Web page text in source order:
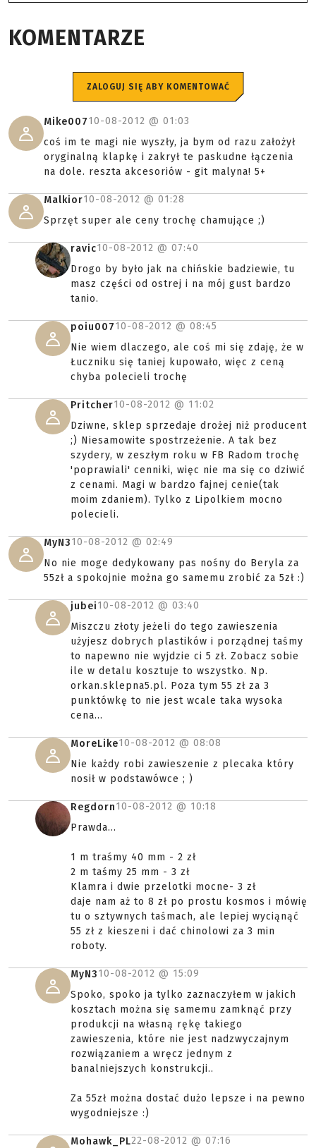
KOMENTARZE
ZALOGUJ SIĘ ABY KOMENTOWAĆ
Mike00710-08-2012 @ 01:03
coś im te magi nie wyszły, ja bym od razu założył
oryginalną klapkę i zakrył te paskudne łączenia
na dole. reszta akcesoriów - git malyna! 5+
Malkior10-08-2012 @ 01:28
Sprzęt super ale ceny trochę chamujące ;)
ravic10-08-2012 @ 07:40
Drogo by było jak na chińskie badziewie, tu
masz części od ostrej i na mój gust bardzo
tanio.
poiu00710-08-2012 @ 08:45
Nie wiem dlaczego, ale coś mi się zdaję, że w
Łuczniku się taniej kupowało, więc z ceną
chyba polecieli trochę
Pritcher10-08-2012 @ 11:02
Dziwne, sklep sprzedaje drożej niż producent
;) Niesamowite spostrzeżenie. A tak bez
szydery, w zeszłym roku w FB Radom trochę
'poprawiali' cenniki, więc nie ma się co dziwić
z cenami. Magi w bardzo fajnej cenie(tak
moim zdaniem). Tylko z Lipolkiem mocno
polecieli.
MyN310-08-2012 @ 02:49
No nie moge dedykowany pas nośny do Beryla za
55zł a spokojnie można go samemu zrobić za 5zł :)
jubei10-08-2012 @ 03:40
Miszczu złoty jeżeli do tego zawieszenia
użyjesz dobrych plastików i porządnej taśmy
to napewno nie wyjdzie ci 5 zł. Zobacz sobie
ile w detalu kosztuje to wszystko. Np.
orkan.sklepna5.pl. Poza tym 55 zł za 3
punktówkę to nie jest wcale taka wysoka
cena...
MoreLike10-08-2012 @ 08:08
Nie każdy robi zawieszenie z plecaka który
nosił w podstawówce ; )
Regdorn10-08-2012 @ 10:18
Prawda...
1 m traśmy 40 mm - 2 zł
2 m taśmy 25 mm - 3 zł
Klamra i dwie przelotki mocne- 3 zł
daje nam aż to 8 zł po prostu kosmos i mówię
tu o sztywnych taśmach, ale lepiej wyciąnąć
55 zł z kieszeni i dać chinolowi za 3 min
roboty.
MyN310-08-2012 @ 15:09
Spoko, spoko ja tylko zaznaczyłem w jakich
kosztach można się samemu zamknąć przy
produkcji na własną rękę takiego
zawieszenia, które nie jest nadzwyczajnym
rozwiązaniem a wręcz jednym z
banalniejszych konstrukcji..
Za 55zł można dostać dużo lepsze i na pewno
wygodniejsze :)
Mohawk_PL22-08-2012 @ 07:16